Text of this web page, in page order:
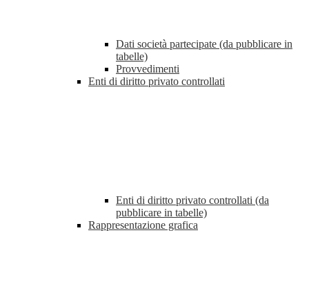
Dati società partecipate (da pubblicare in
tabelle)
Provvedimenti
Enti di diritto privato controllati
Enti di diritto privato controllati (da
pubblicare in tabelle)
Rappresentazione grafica